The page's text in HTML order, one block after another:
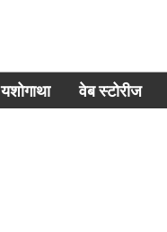
यशोगाथा वेब स्टोरीज